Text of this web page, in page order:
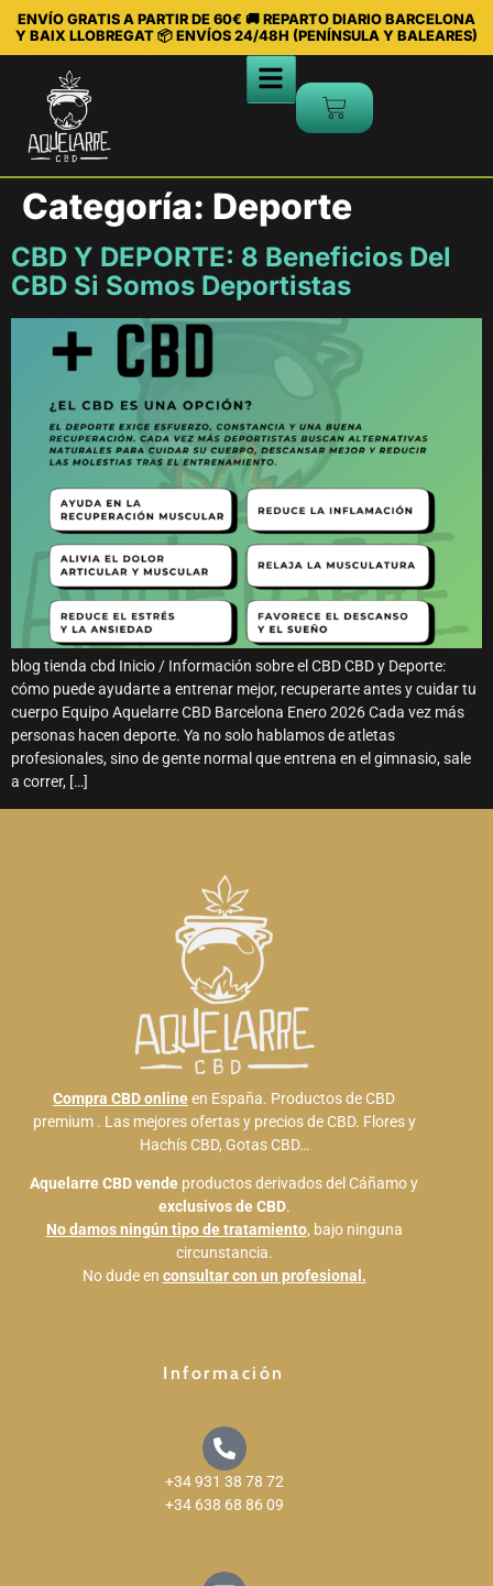
ENVÍO GRATIS A PARTIR DE 60€ 🚚 REPARTO DIARIO BARCELONA
Y BAIX LLOBREGAT 📦 ENVÍOS 24/48H (PENÍNSULA Y BALEARES)
Categoría: Deporte
CBD Y DEPORTE: 8 Beneficios Del
CBD Si Somos Deportistas
blog tienda cbd Inicio / Información sobre el CBD CBD y Deporte:
cómo puede ayudarte a entrenar mejor, recuperarte antes y cuidar tu
cuerpo Equipo Aquelarre CBD Barcelona Enero 2026 Cada vez más
personas hacen deporte. Ya no solo hablamos de atletas
profesionales, sino de gente normal que entrena en el gimnasio, sale
a correr, […]
Compra CBD onlineen España. Productos de CBD
premium . Las mejores ofertas y precios de CBD. Flores y
Hachís CBD, Gotas CBD…
Aquelarre CBDvende productos derivados del Cáñamo y
exclusivos de CBD.
No damos ningún tipo de tratamiento, bajo ninguna
circunstancia.
No dude en consultar con un profesional.
Información
+34 931 38 78 72
+34 638 68 86 09